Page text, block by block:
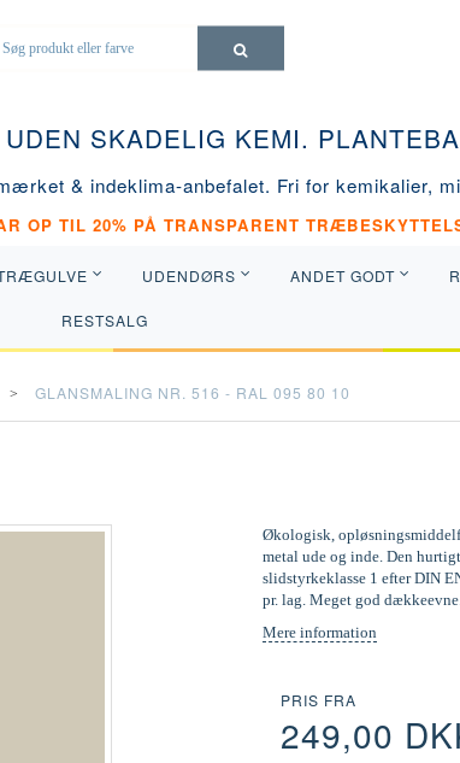
SKADELIG KEMI.
& indeklima-anbefalet. Fri for kemikalier,
OP TIL 20% PÅ TRANSPARENT
UDENDØRS ANDET GODT
RESTSALG
GLANSMALING NR. 516 - RAL 095 80 10
Økologisk,
metal ude og inde. Den
slidstyrkeklasse 1 efter DIN
pr. lag. Meget god
Mere information
PRIS FRA
249,00